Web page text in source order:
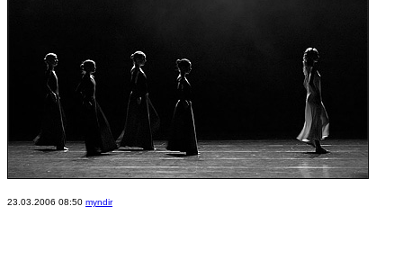
23.03.2006 08:50 myndir